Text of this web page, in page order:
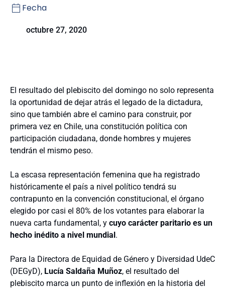
Fecha
octubre 27, 2020
El resultado del plebiscito del domingo no solo representa
la oportunidad de dejar atrás el legado de la dictadura,
sino que también abre el camino para construir, por
primera vez en Chile, una constitución política con
participación ciudadana, donde hombres y mujeres
tendrán el mismo peso.
La escasa representación femenina que ha registrado
históricamente el país a nivel político tendrá su
contrapunto en la convención constitucional, el órgano
elegido por casi el 80% de los votantes para elaborar la
nueva carta fundamental, y cuyo carácter paritario es un
hecho inédito a nivel mundial.
Para la Directora de Equidad de Género y Diversidad UdeC
(DEGyD), Lucía Saldaña Muñoz, el resultado del
plebiscito marca un punto de inflexión en la historia del